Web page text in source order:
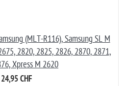
(MLT-R116), Samsung SL M
2820, 2825, 2826, 2870, 2871,
Xpress M 2620
24,95 CHF